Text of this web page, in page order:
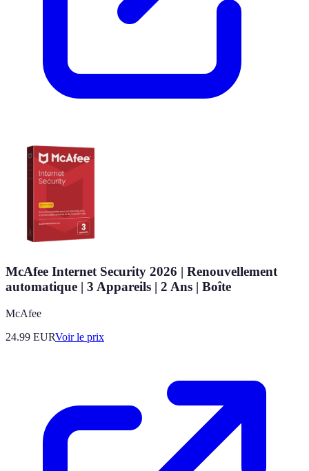
McAfee Internet Security 2026 | Renouvellement
automatique | 3 Appareils | 2 Ans | Boîte
McAfee
24.99 EURVoir le prix